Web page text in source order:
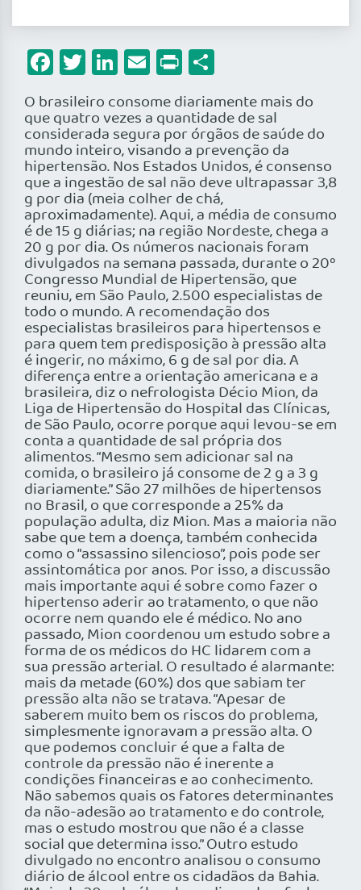
Facebook
Twitter
LinkedIn
Email
Print
O brasileiro consome diariamente mais do
que quatro vezes a quantidade de sal
considerada segura por órgãos de saúde do
mundo inteiro, visando a prevenção da
hipertensão. Nos Estados Unidos, é consenso
que a ingestão de sal não deve ultrapassar 3,8
g por dia (meia colher de chá,
aproximadamente). Aqui, a média de consumo
é de 15 g diárias; na região Nordeste, chega a
20 g por dia. Os números nacionais foram
divulgados na semana passada, durante o 20º
Congresso Mundial de Hipertensão, que
reuniu, em São Paulo, 2.500 especialistas de
todo o mundo. A recomendação dos
especialistas brasileiros para hipertensos e
para quem tem predisposição à pressão alta
é ingerir, no máximo, 6 g de sal por dia. A
diferença entre a orientação americana e a
brasileira, diz o nefrologista Décio Mion, da
Liga de Hipertensão do Hospital das Clínicas,
de São Paulo, ocorre porque aqui levou-se em
conta a quantidade de sal própria dos
alimentos. “Mesmo sem adicionar sal na
comida, o brasileiro já consome de 2 g a 3 g
diariamente.” São 27 milhões de hipertensos
no Brasil, o que corresponde a 25% da
população adulta, diz Mion. Mas a maioria não
sabe que tem a doença, também conhecida
como o “assassino silencioso”, pois pode ser
assintomática por anos. Por isso, a discussão
mais importante aqui é sobre como fazer o
hipertenso aderir ao tratamento, o que não
ocorre nem quando ele é médico. No ano
passado, Mion coordenou um estudo sobre a
forma de os médicos do HC lidarem com a
sua pressão arterial. O resultado é alarmante:
mais da metade (60%) dos que sabiam ter
pressão alta não se tratava. “Apesar de
saberem muito bem os riscos do problema,
simplesmente ignoravam a pressão alta. O
que podemos concluir é que a falta de
controle da pressão não é inerente a
condições financeiras e ao conhecimento.
Não sabemos quais os fatores determinantes
da não-adesão ao tratamento e do controle,
mas o estudo mostrou que não é a classe
social que determina isso.” Outro estudo
divulgado no encontro analisou o consumo
diário de álcool entre os cidadãos da Bahia.